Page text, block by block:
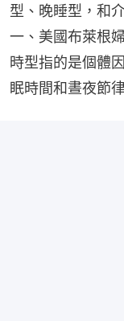
型、晚睡型，和
一、美國布萊根
時型指的是個體
眠時間和晝夜節